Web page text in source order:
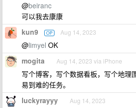
@beiranc
可以我去康康
kun9 OP Aug 14, 2023
@limyel OK
mogita Aug 14, 2023 via iPhone
写个博客，写个数据看板，写个地理
易到难的任务。
luckyrayyy Aug 14, 2023